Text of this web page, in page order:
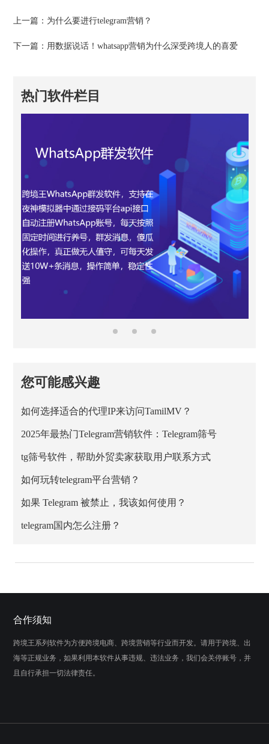
上一篇： 为什么要进行telegram营销？
下一篇： 用数据说话！whatsapp营销为什么深受跨境人的喜爱
热门软件栏目
您可能感兴趣
如何选择适合的代理IP来访问TamilMV？
2025年最热门Telegram营销软件：Telegram筛号
tg筛号软件，帮助外贸卖家获取用户联系方式
如何玩转telegram平台营销？
如果 Telegram 被禁止，我该如何使用？
telegram国内怎么注册？
合作须知
跨境王系列软件为方便跨境电商、跨境营销等行业而开发。请用于跨境、出
海等正规业务，如果利用本软件从事违规、违法业务，我们会关停账号，并
且自行承担一切法律责任。